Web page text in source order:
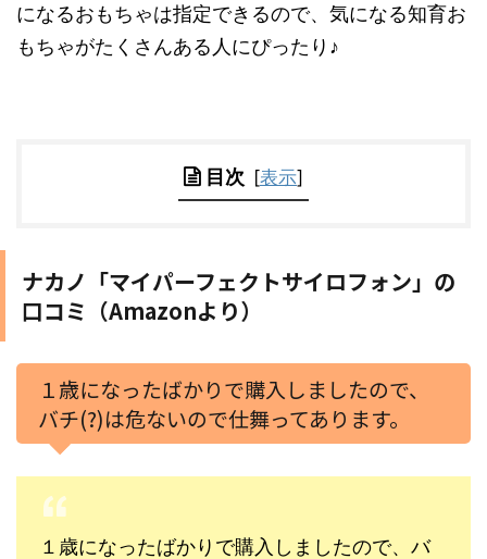
になるおもちゃは指定できるので、気になる知育お
もちゃがたくさんある人にぴったり♪
目次 [表示]
ナカノ「マイパーフェクトサイロフォン」の
口コミ（Amazonより）
１歳になったばかりで購入しましたので、
バチ(?)は危ないので仕舞ってあります。
１歳になったばかりで購入しましたので、バ